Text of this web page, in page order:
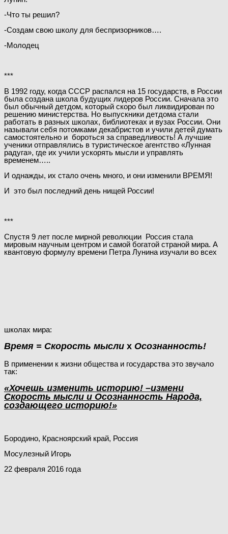
-Что ты решил?
-Создам свою школу для беспризорников….
-Молодец
***
В 1992 году, когда СССР распался на 15 государств, в России
была создана школа будущих лидеров России. Сначала это
был обычный детдом, который скоро был ликвидирован по
решению министерства. Но выпускники детдома стали
работать в разных школах, библиотеках и вузах России. Они
называли себя потомками декабристов и учили детей думать
самостоятельно и бороться за справедливость! А лучшие
ученики отправлялись в туристическое агентство «Лунная
радуга», где их учили ускорять мысли и управлять
временем…..
И однажды, их стало очень много, и они изменили ВРЕМЯ!
И это был последний день нищей России!
***
Спустя 9 лет после мирной революции Россия стала
мировым научным центром и самой богатой страной мира. А
квантовую формулу времени Петра Лунина изучали во всех
школах мира:
Время = Скорость мысли х Осознанность!
В применении к жизни общества и государства это звучало
так:
«Хочешь изменить историю! –измени
Скорость мысли и Осознанность Народа,
создающего историю!»
Бородино, Красноярский край, Россия
Мосулезный Игорь
22 февраля 2016 года